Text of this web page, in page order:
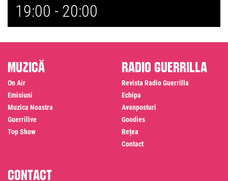
19:00 - 20:00
Muzică
On Air
Emisiuni
Muzica Noastra
Guerrilive
Top Show
Radio Guerrilla
Revista Radio Guerrilla
Echipa
Avanposturi
Goodies
Rețea
Contact
Contact